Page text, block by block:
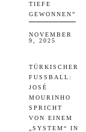
TIEFE
GEWONNEN”
NOVEMBER
9, 2025
TÜRKISCHER
FUSSBALL: J
OSÉ M
OURINHO S
PRICHT V
ON EINEM „
SYSTEM“ IN D